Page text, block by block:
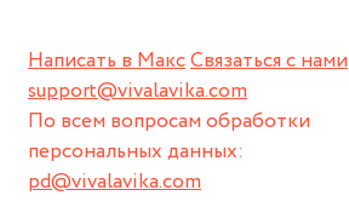
Написать в МаксСвязаться с нами
support@vivalavika.com
По всем вопросам обработки
персональных данных:
pd@vivalavika.com